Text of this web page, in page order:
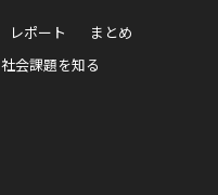
レポート
まとめ
社会課題を知る